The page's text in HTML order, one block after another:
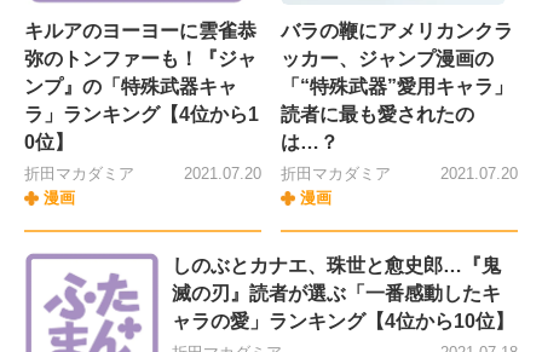
キルアのヨーヨーに雲雀恭
弥のトンファーも！『ジャ
ンプ』の「特殊武器キャ
ラ」ランキング【4位から1
0位】
折田マカダミア
漫画
2021.07.20
バラの鞭にアメリカンクラ
ッカー、ジャンプ漫画の
「“特殊武器”愛用キャラ」
読者に最も愛されたの
は…？
折田マカダミア
漫画
2021.07.20
しのぶとカナエ、珠世と愈史郎…『鬼
滅の刃』読者が選ぶ「一番感動したキ
ャラの愛」ランキング【4位から10位】